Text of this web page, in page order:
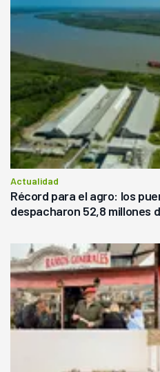
Actualidad
Récord para el agro: los
despacharon 52,8 millones